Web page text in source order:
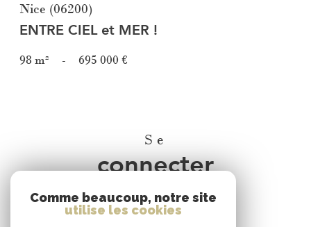
Nice (06200)
ENTRE CIEL et MER !
98 m² - 695 000 €
Se
connecter
espace propriétaire
Comme beaucoup, notre site
utilise les cookies